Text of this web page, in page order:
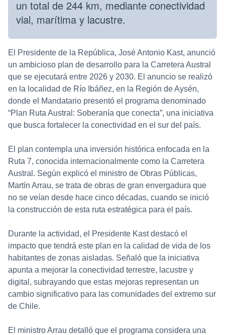
un total de 244 km, mediante conectividad
vial, marítima y lacustre.
El Presidente de la República, José Antonio Kast, anunció
un ambicioso plan de desarrollo para la Carretera Austral
que se ejecutará entre 2026 y 2030. El anuncio se realizó
en la localidad de Río Ibáñez, en la Región de Aysén,
donde el Mandatario presentó el programa denominado
“Plan Ruta Austral: Soberanía que conecta”, una iniciativa
que busca fortalecer la conectividad en el sur del país.
El plan contempla una inversión histórica enfocada en la
Ruta 7, conocida internacionalmente como la Carretera
Austral. Según explicó el ministro de Obras Públicas,
Martín Arrau, se trata de obras de gran envergadura que
no se veían desde hace cinco décadas, cuando se inició
la construcción de esta ruta estratégica para el país.
Durante la actividad, el Presidente Kast destacó el
impacto que tendrá este plan en la calidad de vida de los
habitantes de zonas aisladas. Señaló que la iniciativa
apunta a mejorar la conectividad terrestre, lacustre y
digital, subrayando que estas mejoras representan un
cambio significativo para las comunidades del extremo sur
de Chile.
El ministro Arrau detalló que el programa considera una